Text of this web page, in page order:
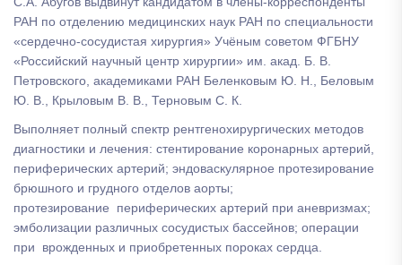
РАН по отделению медицинских наук РАН по специальности
«сердечно-сосудистая хирургия» Учёным советом ФГБНУ
«Российский научный центр хирургии» им. акад. Б. В.
Петровского, академиками РАН Беленковым Ю. Н., Беловым
Ю. В., Крыловым В. В., Терновым С. К.
Выполняет полный спектр рентгенохирургических методов
диагностики и лечения: стентирование коронарных артерий,
периферических артерий; эндоваскулярное протезирование
брюшного и грудного отделов аорты;
протезирование периферических артерий при аневризмах;
эмболизации различных сосудистых бассейнов; операции
при врожденных и приобретенных пороках сердца.